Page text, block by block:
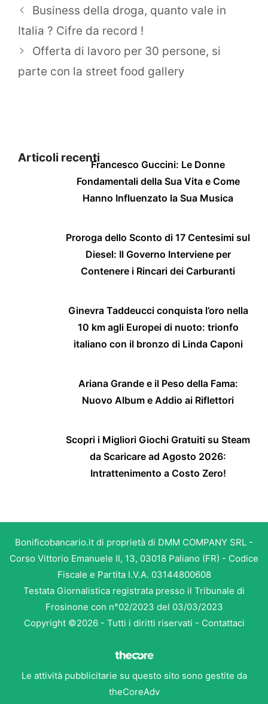
Business della droga, quanto vale in
Italia ? Cifre da record !
Offerta di lavoro per 30 persone, si
parte con la street food gallery
Articoli recentiFrancesco Guccini: Le Donne
Fondamentali della Sua Vita e Come
Hanno Influenzato la Sua Musica
Proroga dello Sconto di 17 Centesimi sul
Diesel: Il Governo Interviene per
Contenere i Rincari dei Carburanti
Ginevra Taddeucci conquista l’oro nella
10 km agli Europei di nuoto: trionfo
italiano con il bronzo di Linda Caponi
Ariana Grande e il Peso della Fama:
Nuovo Album e Addio ai Riflettori
Scopri i Migliori Giochi Gratuiti su Steam
da Scaricare ad Agosto 2026:
Intrattenimento a Costo Zero!
Bonificobancario.it di proprietà di DMM COMPANY SRL -
Corso Vittorio Emanuele II, 13, 03018 Paliano (FR) - Codice
Fiscale e Partita I.V.A. 03144800608
Testata Giornalistica registrata presso il Tribunale di
Frosinone con n°02/2023 del 03/03/2023
Copyright ©2026 - Tutti i diritti riservati - Contattaci
Le attività pubblicitarie su questo sito sono gestite da
theCoreAdv